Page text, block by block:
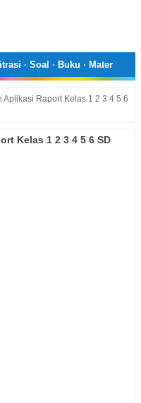
· Soal · Buku · Mater
Aplikasi Raport Kelas 1 2 3 4 5 6
Kelas 1 2 3 4 5 6 SD